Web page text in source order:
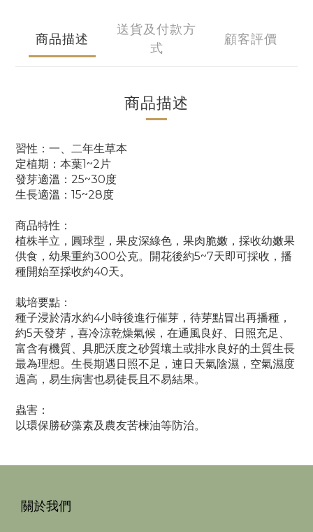
商品描述
送貨及付款方
式
顧客評價
商品描述
習性：一、二年生草本
定植期：本葉1~2片
發芽適溫：25~30度
生長適溫：15~28度
商品特性：
植株半立，圓球型，果皮深綠色，果肉脆嫩，採收幼嫩果
供食，幼果重約300公克。開花後約5~7天即可採收，播
種開始至採收約40天。
栽培要點：
種子浸於清水約4小時後進行催芽，待芽點冒出再播種，
約5天發芽，喜冷涼乾燥氣候，在通風良好、日照充足、
富含有機質、具肥沃度之砂質壤土或排水良好的土質生長
最為理想。生長期遇日照不足，連日天氣陰濕，空氣濕度
過高，易生病害也易徒長且不易結果。
蟲害：
以環保勝矽藻素及農友苦楝油等防治。
關於我們